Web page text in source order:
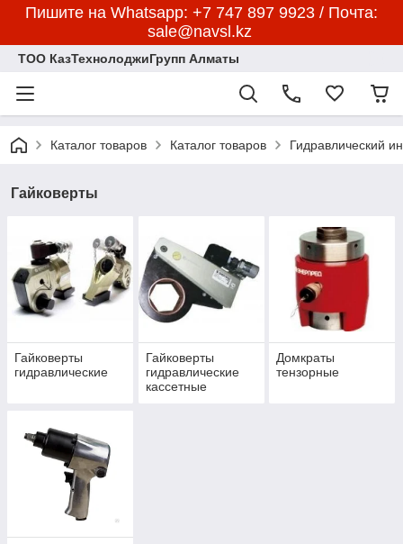
Пишите на Whatsapp: +7 747 897 9923 / Почта:
sale@navsl.kz
ТОО КазТехнолоджиГрупп Алматы
Каталог товаров Каталог товаров Гидравлический
Гайковерты
Гайковерты
гидравлические
Гайковерты
гидравлические
кассетные
Домкраты
тензорные